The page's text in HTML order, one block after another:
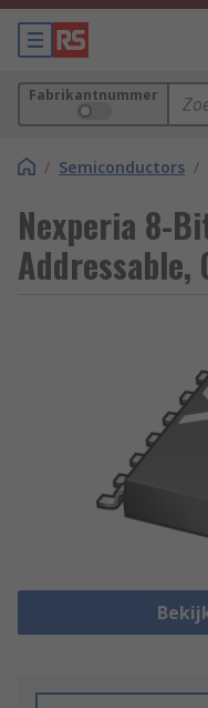
Fabrikantnummer
/ Semiconductors /
Nexperia 8-
Addressable,